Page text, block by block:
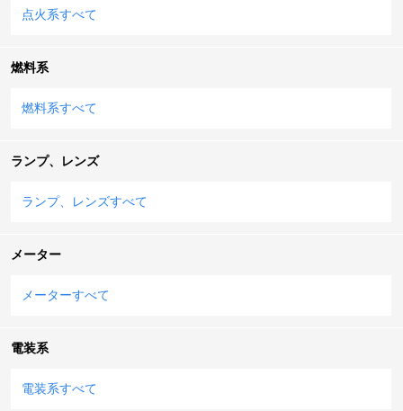
点火系すべて
燃料系
燃料系すべて
ランプ、レンズ
ランプ、レンズすべて
メーター
メーターすべて
電装系
電装系すべて